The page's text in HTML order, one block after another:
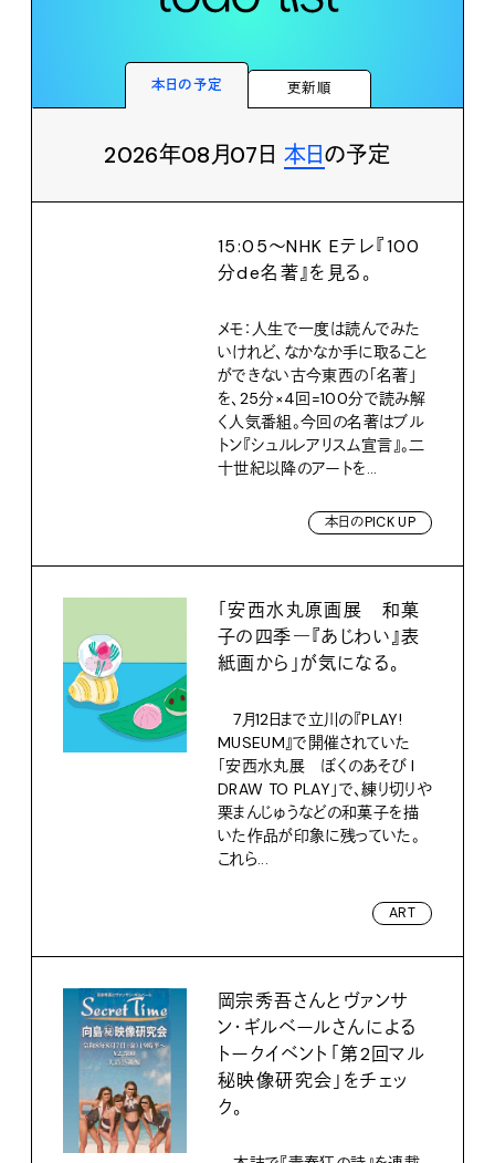
本日の予定 更新順
2026年08月07日 本日の予定
15:05〜NHK Eテレ『100
分de名著』を見る。
メモ：人生で一度は読んでみた
いけれど、なかなか手に取ること
ができない古今東西の「名著」
を、25分×4回=100分で読み解
く人気番組。今回の名著はブル
トン『シュルレアリスム宣言』。二
十世紀以降のアートを...
本日のPICK UP
「安西水丸原画展 和菓
子の四季―『あじわい』表
紙画から」が気になる。
7月12日まで立川の『PLAY!
MUSEUM』で開催されていた
「安西水丸展 ぼくのあそび I
DRAW TO PLAY」で、練り切りや
栗まんじゅうなどの和菓子を描
いた作品が印象に残っていた。
これら...
ART
岡宗秀吾さんとヴァンサ
ン・ギルベールさんによる
トークイベント「第2回マル
秘映像研究会」をチェッ
ク。